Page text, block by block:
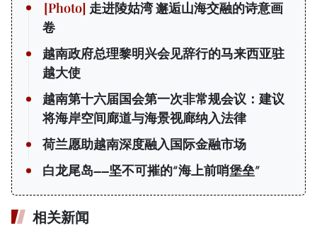
走进陵姑湾 邂逅山海交融的诗意画
卷
越南政府总理黎明兴会见辞行的马来西亚驻
越大使
越南第十六届国会第一次非常规会议：建议
将海岸空间廊道与海景视廊纳入法律
荷兰愿助越南深度融入国际金融市场
白龙尾岛——坚不可摧的“海上前哨堡垒”
相关新闻